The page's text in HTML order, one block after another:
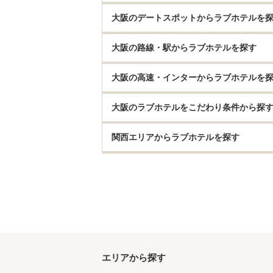
大阪のデートスポットからラブホテルを
大阪の路線・駅からラブホテルを探す
大阪の高速・インターからラブホテルを
大阪のラブホテルをこだわり条件から探す
関西エリアからラブホテルを探す
エリアから探す